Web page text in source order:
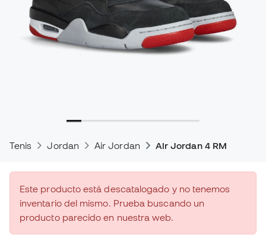
Tenis Jordan Air Jordan Air Jordan 4 RM
Este producto está descatalogado y no tenemos
inventario del mismo. Prueba buscando un
producto parecido en nuestra web.